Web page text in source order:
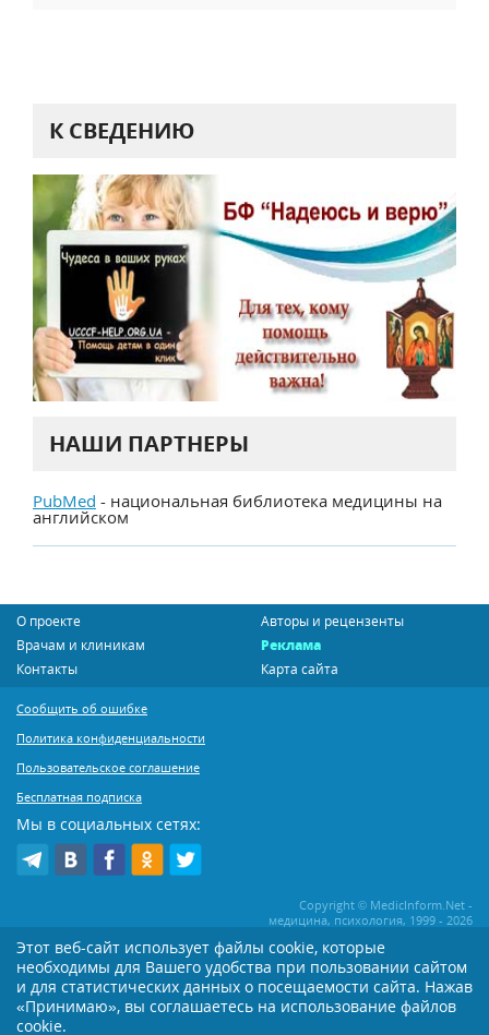
К СВЕДЕНИЮ
НАШИ ПАРТНЕРЫ
PubMed - национальная библиотека медицины на
английском
О проекте
Авторы и рецензенты
Врачам и клиникам
Реклама
Контакты
Карта сайта
Сообщить об ошибке
Политика конфиденциальности
Пользовательское соглашение
Бесплатная подписка
Мы в социальных сетях:
Copyright © MedicInform.Net -
медицина, психология, 1999 - 2026
Копирование или иное распространение статей нашего сайта строго
воспрещается. Копирование раздела "Новости" допускается при наличии
активной открытой для поисковиков ссылки на MedicInform.Net
Материалы на сайте представлены в справочных целях. Редакция не всегда
Этот веб-сайт использует файлы cookie, которые
необходимы для Вашего удобства при пользовании сайтом
и для статистических данных о посещаемости сайта. Нажав
«Принимаю», вы соглашаетесь на использование файлов
cookie.